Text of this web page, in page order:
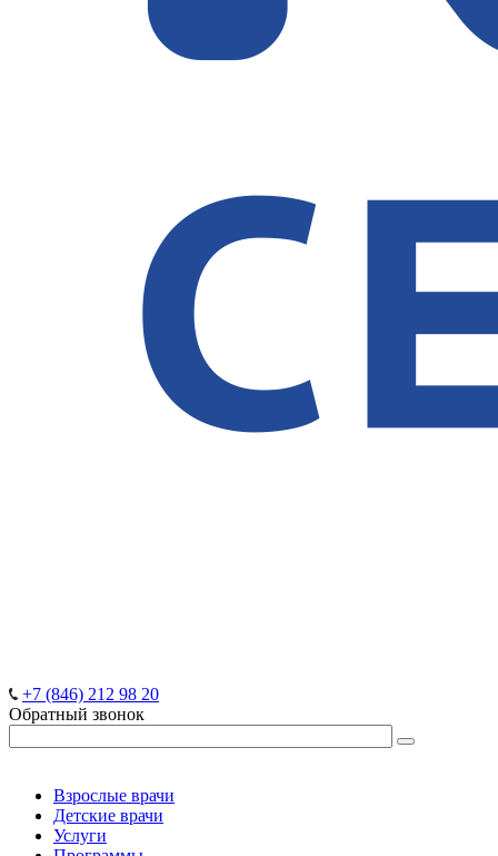
+7 (846) 212 98 20
Обратный звонок
Взрослые врачи
Детские врачи
Услуги